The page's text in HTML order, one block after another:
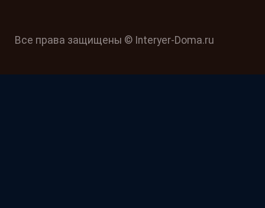
Все права защищены © Interyer-Doma.ru